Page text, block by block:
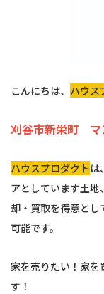
こんにちは、 ハウス
刈谷市新栄町 マ
ハウスプロダクトは
アとしています土
却・買取を得意と
可能です。
家を売りたい！家を
す！